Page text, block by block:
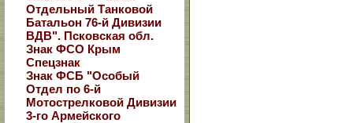
Отдельный Танковой
Батальон 76-й Дивизии
ВДВ". Псковская обл.
Знак ФСО Крым
Спецзнак
Знак ФСБ "Особый
Отдел по 6-й
Мотострелковой Дивизии
3-го Армейского